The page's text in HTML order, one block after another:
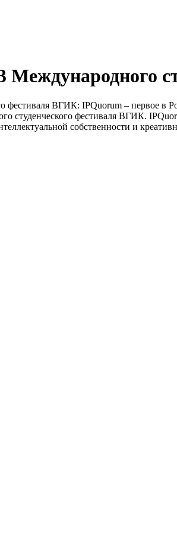
ВГИК: IPQuorum – первое в
студенческого фестиваля ВГИК.
собственности и